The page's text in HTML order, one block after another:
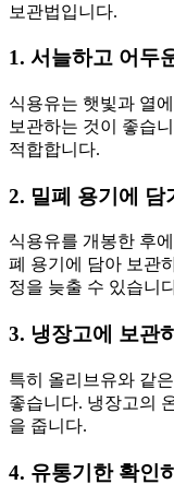
보관법입니다.
1. 서늘하고 어두
식용유는 햇빛과 열
보관하는 것이 좋습
적합합니다.
2. 밀폐 용기에 담
식용유를 개봉한 후
폐 용기에 담아 보관
정을 늦출 수 있습니
3. 냉장고에 보관
특히 올리브유와 같
좋습니다. 냉장고의
을 줍니다.
4. 유통기한 확인